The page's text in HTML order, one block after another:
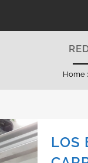
Home
LOS